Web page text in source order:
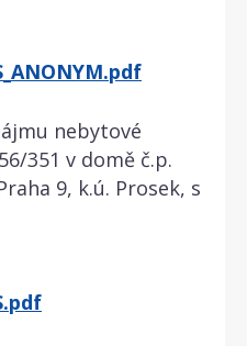
nebytové
351 v domě č.p.
9, k.ú. Prosek, s